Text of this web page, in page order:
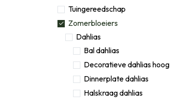
Tuingereedschap
Zomerbloeiers
Dahlias
Bal dahlias
Decoratieve dahlias hoog
Dinnerplate dahlias
Halskraag dahlias